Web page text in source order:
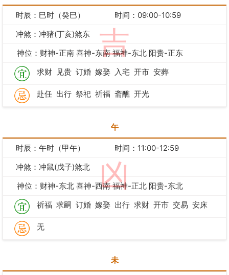
吉
时辰：巳时（癸巳）
时间：09:00-10:59
冲煞：冲猪(丁亥)煞东
神位：财神-正南 喜神-东南 福神-东北 阳贵-正东
求财 见贵 订婚 嫁娶 入宅 开市 安葬
赴任 出行 祭祀 祈福 斋醮 开光
午
凶
时辰：午时（甲午）
时间：11:00-12:59
冲煞：冲鼠(戊子)煞北
神位：财神-东北 喜神-西南 福神-正北 阳贵-东北
祈福 求嗣 订婚 嫁娶 出行 求财 开市 交易 安床
无
未